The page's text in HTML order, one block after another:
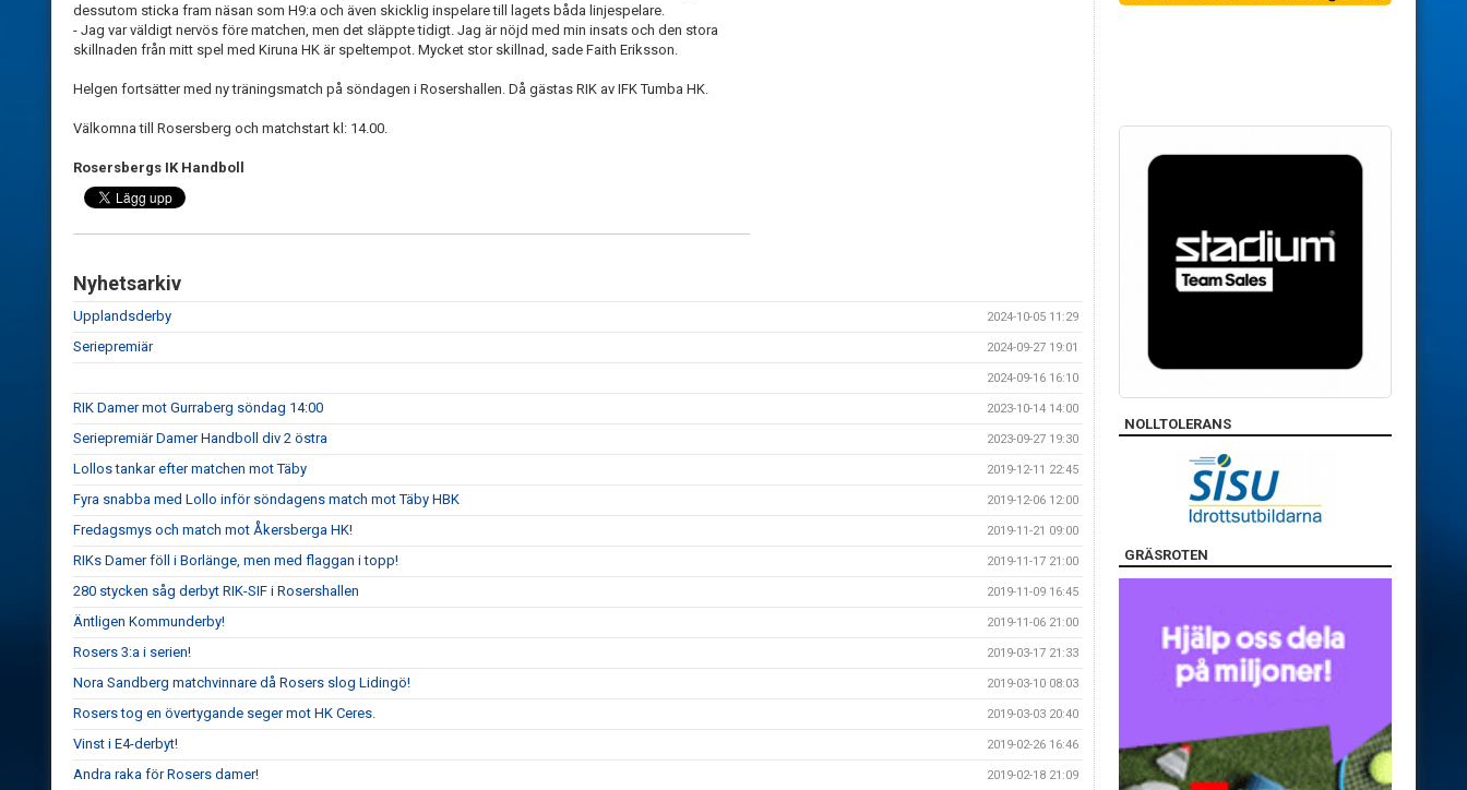
dessutom sticka fram näsan som H9:a och även skicklig inspelare till lagets båda linjespelare.
- Jag var väldigt nervös före matchen, men det släppte tidigt. Jag är nöjd med min insats och den stora
skillnaden från mitt spel med Kiruna HK är speltempot. Mycket stor skillnad, sade Faith Eriksson.
Helgen fortsätter med ny träningsmatch på söndagen i Rosershallen. Då gästas RIK av IFK Tumba HK.
Välkomna till Rosersberg och matchstart kl: 14.00.
Rosersbergs IK Handboll
Nyhetsarkiv
Upplandsderby 2024-10-05 11:29
Seriepremiär 2024-09-27 19:01
2024-09-16 16:10
RIK Damer mot Gurraberg söndag 14:00 2023-10-14 14:00
Seriepremiär Damer Handboll div 2 östra 2023-09-27 19:30
Lollos tankar efter matchen mot Täby 2019-12-11 22:45
Fyra snabba med Lollo inför söndagens match mot Täby HBK 2019-12-06 12:00
Fredagsmys och match mot Åkersberga HK! 2019-11-21 09:00
RIKs Damer föll i Borlänge, men med flaggan i topp! 2019-11-17 21:00
280 stycken såg derbyt RIK-SIF i Rosershallen 2019-11-09 16:45
Äntligen Kommunderby! 2019-11-06 21:00
Rosers 3:a i serien! 2019-03-17 21:33
Nora Sandberg matchvinnare då Rosers slog Lidingö! 2019-03-10 08:03
Rosers tog en övertygande seger mot HK Ceres. 2019-03-03 20:40
Vinst i E4-derbyt! 2019-02-26 16:46
Andra raka för Rosers damer! 2019-02-18 21:09
NOLLTOLERANS
GRÄSROTEN